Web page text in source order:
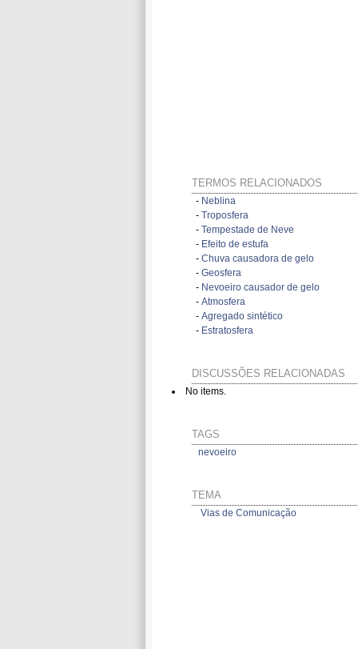
TERMOS RELACIONADOS
- Neblina
- Troposfera
- Tempestade de Neve
- Efeito de estufa
- Chuva causadora de gelo
- Geosfera
- Nevoeiro causador de gelo
- Atmosfera
- Agregado sintético
- Estratosfera
DISCUSSÕES RELACIONADAS
No items.
TAGS
nevoeiro
TEMA
Vias de Comunicação